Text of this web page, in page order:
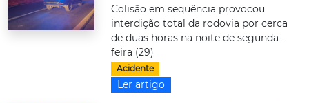
Colisão em sequência provocou
interdição total da rodovia por cerca
de duas horas na noite de segunda-
feira (29)
Acidente
Ler artigo